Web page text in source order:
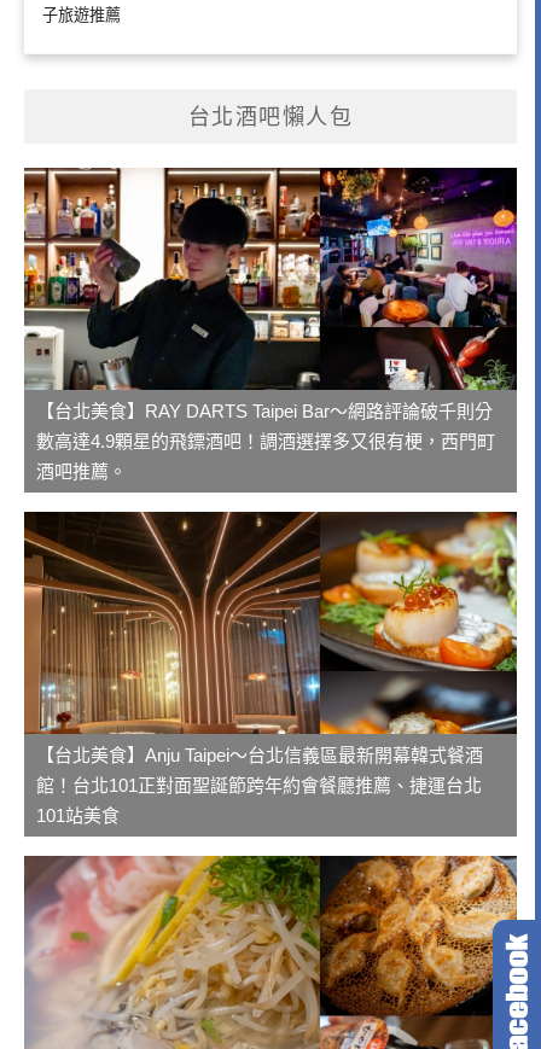
子旅遊推薦
台北酒吧懶人包
【台北美食】RAY DARTS Taipei Bar～網路評論破千則分
數高達4.9顆星的飛鏢酒吧！調酒選擇多又很有梗，西門町
酒吧推薦。
【台北美食】Anju Taipei～台北信義區最新開幕韓式餐酒
館！台北101正對面聖誕節跨年約會餐廳推薦、捷運台北
101站美食